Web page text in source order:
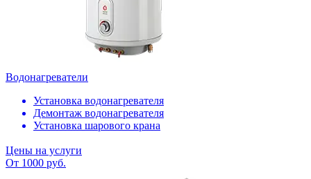
Водонагреватели
Установка водонагревателя
Демонтаж водонагревателя
Установка шарового крана
Цены на услуги
От 1000 руб.